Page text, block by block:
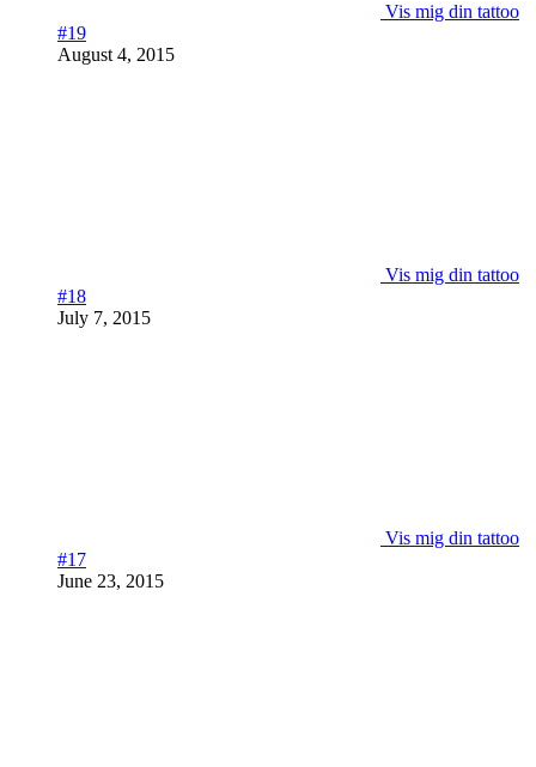
Vis mig din tattoo
#19
August 4, 2015
Vis mig din tattoo
#18
July 7, 2015
Vis mig din tattoo
#17
June 23, 2015